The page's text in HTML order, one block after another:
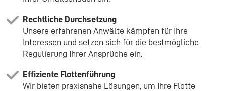
Rechtliche Durchsetzung
Unsere erfahrenen Anwälte kämpfen für Ihre
Interessen und setzen sich für die bestmögliche
Regulierung Ihrer Ansprüche ein.
Effiziente Flottenführung
Wir bieten praxisnahe Lösungen, um Ihre Flotte